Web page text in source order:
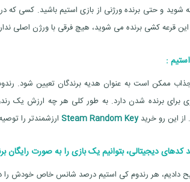
شوید و حتی برنده ورژنی از بازی استیم باشید. کسی
قرعه کشی برنده می شوید، هیچ فرقی با ورژن اصلی
:
ممکن است به عنوان هدیه برندگان تعیین شود.
برای برنده شدن دارد. به طور کلی هر چه ارزش یک
این رو خریدSteam Random Key ارزشمندتر را
کدهای دیجیتالی، بتوانیم یک بازی را به صورت رایگان